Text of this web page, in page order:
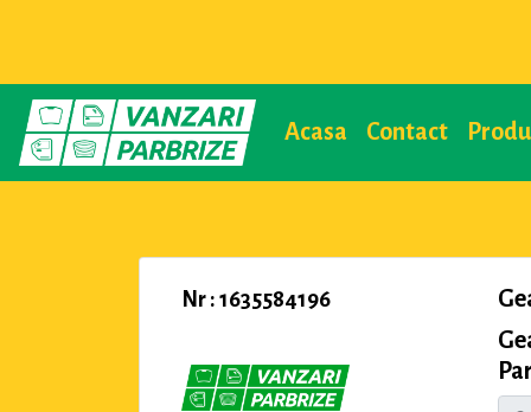
Acasa Contact
Nr : 1635584196